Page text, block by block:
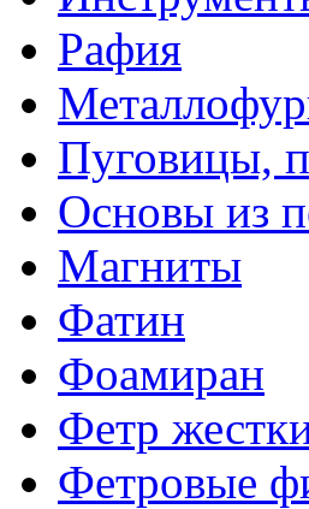
Рафия
Пуговицы,
Основы из
Магниты
Фатин
Фоамиран
Фетр
Фетровые